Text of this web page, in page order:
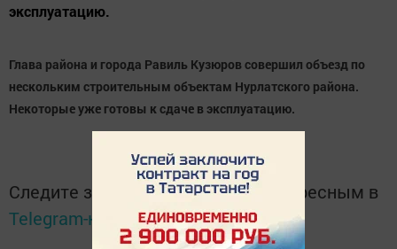
эксплуатацию.
Глава района и города Равиль Кузюров совершил объезд по
нескольким строительным объектам Нурлатского района.
Некоторые уже готовы к сдаче в эксплуатацию.
Следите за самым важным и интересным в
Telegram-каналеТатмедиа